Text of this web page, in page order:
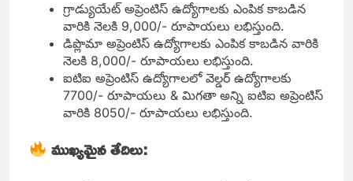
గ్రాడ్యుయేట్ అప్రెంటిస్ ఉద్యోగాలకు ఎంపిక కాబడిన
వారికి నెలకి 9,000/- రూపాయలు లభిస్తుంది.
డిప్లొమా అప్రెంటిస్ ఉద్యోగాలకు ఎంపిక కాబడిన వారికి
నెలకి 8,000/- రూపాయలు లభిస్తుంది.
ఐటిఐ అప్రెంటిస్ ఉద్యోగాలలో వెల్డర్ ఉద్యోగాలకు
7700/- రూపాయలు & మిగతా అన్ని ఐటిఐ అప్రెంటిస్
వారికి 8050/- రూపాయలు లభిస్తుంది.
ముఖ్యమైన తేదిలు: